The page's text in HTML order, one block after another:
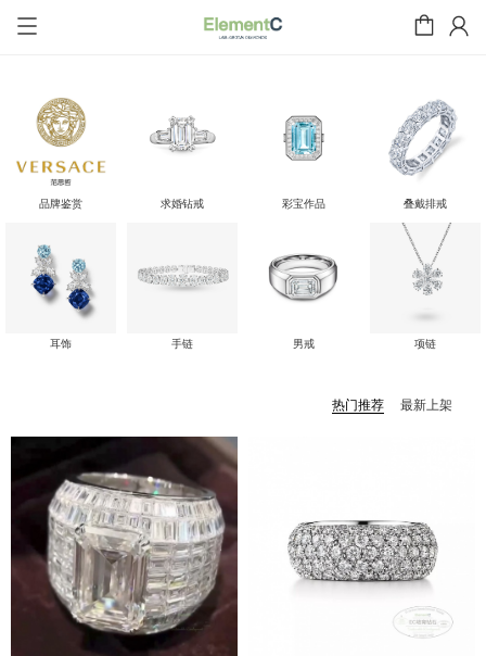
品牌鉴赏 求婚钻戒 彩宝作品 叠戴排戒
耳饰 手链 男戒 项链
热门推荐 最新上架